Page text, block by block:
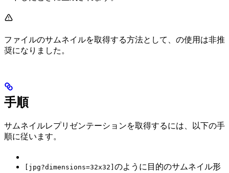
ファイルのサムネイルを取得する方法として、 の使用は非推
奨になりました。
手順
サムネイルレプリゼンテーションを取得するには、以下の手
順に従います。
[jpg?dimensions=32x32] のように目的のサムネイル形